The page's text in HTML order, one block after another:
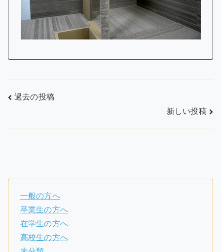
投
ゲ
ー
シ
ョ
過去の投稿
新しい投稿
一般の方へ
卒業生の方へ
在学生の方へ
高校生の方へ